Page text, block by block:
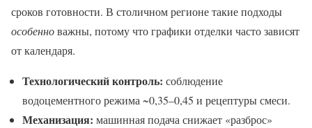
сроков готовности. В столичном регионе такие подходы
особенноважны, потому что графики отделки часто зависят
от календаря.
Технологический контроль: соблюдение
водоцементного режима ~0,35–0,45 и рецептуры смеси.
Механизация: машинная подача снижает «разброс»